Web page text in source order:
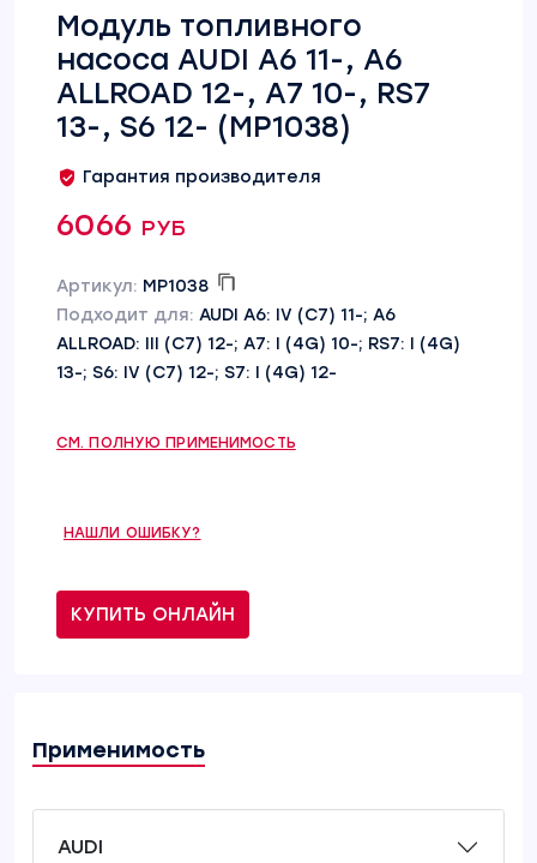
Модуль топливного
насоса AUDI A6 11-, A6
ALLROAD 12-, A7 10-, RS7
13-, S6 12- (MP1038)
Гарантия производителя
6066 руб
Артикул: MP1038
Подходит для: AUDI A6: IV (C7) 11-; A6
ALLROAD: III (C7) 12-; A7: I (4G) 10-; RS7: I (4G)
13-; S6: IV (C7) 12-; S7: I (4G) 12-
СМ. ПОЛНУЮ ПРИМЕНИМОСТЬ
НАШЛИ ОШИБКУ?
КУПИТЬ ОНЛАЙН
Применимость
AUDI